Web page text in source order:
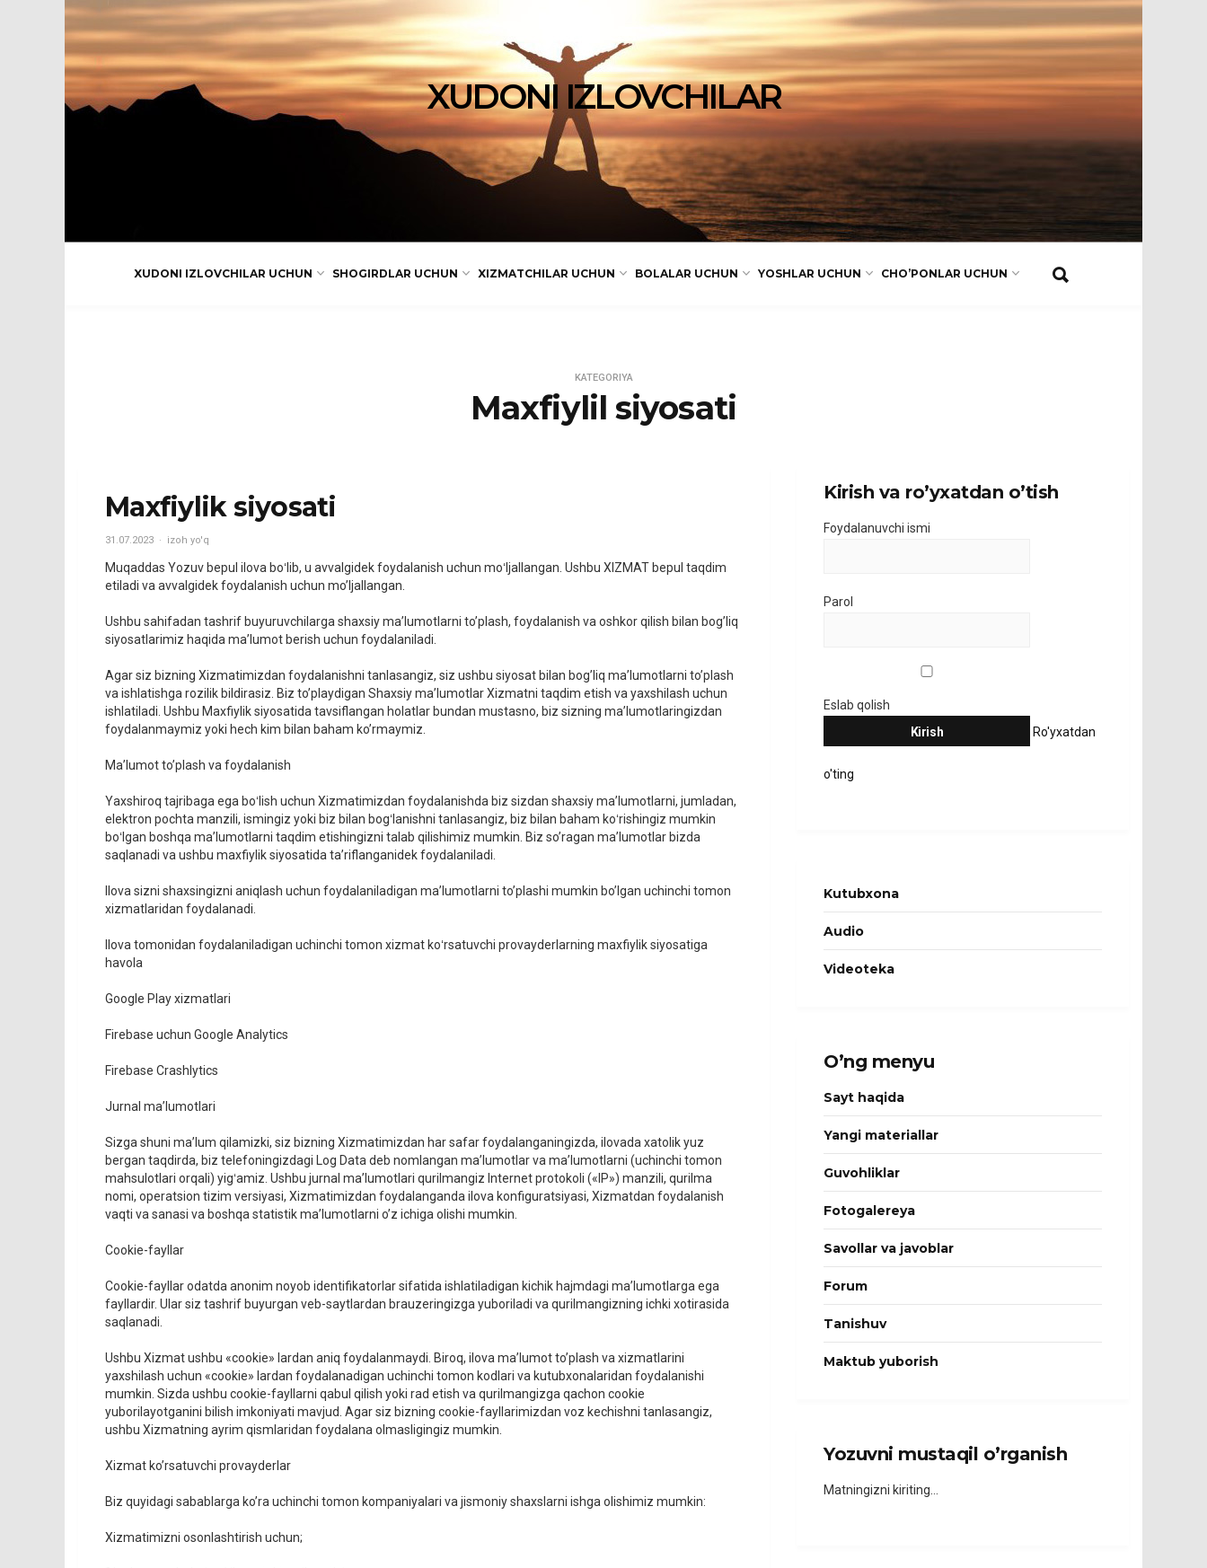
XUDONI IZLOVCHILAR
XUDONI IZLOVCHILAR UCHUN SHOGIRDLAR UCHUN XIZMATCHILAR UCHUN BOLALAR UCHUN YOSHLAR UCHUN CHO’PONLAR UCHUN
KATEGORIYA
Maxfiylil siyosati
Maxfiylik siyosati
31.07.2023 izoh yo'q
Muqaddas Yozuv bepul ilova boʻlib, u avvalgidek foydalanish uchun moʻljallangan. Ushbu XIZMAT bepul taqdim
etiladi va avvalgidek foydalanish uchun mo’ljallangan.
Ushbu sahifadan tashrif buyuruvchilarga shaxsiy ma’lumotlarni to’plash, foydalanish va oshkor qilish bilan bog’liq
siyosatlarimiz haqida ma’lumot berish uchun foydalaniladi.
Agar siz bizning Xizmatimizdan foydalanishni tanlasangiz, siz ushbu siyosat bilan bog’liq ma’lumotlarni to’plash
va ishlatishga rozilik bildirasiz. Biz to’playdigan Shaxsiy ma’lumotlar Xizmatni taqdim etish va yaxshilash uchun
ishlatiladi. Ushbu Maxfiylik siyosatida tavsiflangan holatlar bundan mustasno, biz sizning ma’lumotlaringizdan
foydalanmaymiz yoki hech kim bilan baham ko’rmaymiz.
Ma’lumot to’plash va foydalanish
Yaxshiroq tajribaga ega boʻlish uchun Xizmatimizdan foydalanishda biz sizdan shaxsiy maʼlumotlarni, jumladan,
elektron pochta manzili, ismingiz yoki biz bilan bogʻlanishni tanlasangiz, biz bilan baham koʻrishingiz mumkin
boʻlgan boshqa maʼlumotlarni taqdim etishingizni talab qilishimiz mumkin. Biz so’ragan ma’lumotlar bizda
saqlanadi va ushbu maxfiylik siyosatida ta’riflanganidek foydalaniladi.
Ilova sizni shaxsingizni aniqlash uchun foydalaniladigan ma’lumotlarni to’plashi mumkin bo’lgan uchinchi tomon
xizmatlaridan foydalanadi.
Ilova tomonidan foydalaniladigan uchinchi tomon xizmat koʻrsatuvchi provayderlarning maxfiylik siyosatiga
havola
Google Play xizmatlari
Firebase uchun Google Analytics
Firebase Crashlytics
Jurnal ma’lumotlari
Sizga shuni maʼlum qilamizki, siz bizning Xizmatimizdan har safar foydalanganingizda, ilovada xatolik yuz
bergan taqdirda, biz telefoningizdagi Log Data deb nomlangan maʼlumotlar va maʼlumotlarni (uchinchi tomon
mahsulotlari orqali) yigʻamiz. Ushbu jurnal ma’lumotlari qurilmangiz Internet protokoli («IP») manzili, qurilma
nomi, operatsion tizim versiyasi, Xizmatimizdan foydalanganda ilova konfiguratsiyasi, Xizmatdan foydalanish
vaqti va sanasi va boshqa statistik ma’lumotlarni o’z ichiga olishi mumkin.
Cookie-fayllar
Cookie-fayllar odatda anonim noyob identifikatorlar sifatida ishlatiladigan kichik hajmdagi ma’lumotlarga ega
fayllardir. Ular siz tashrif buyurgan veb-saytlardan brauzeringizga yuboriladi va qurilmangizning ichki xotirasida
saqlanadi.
Ushbu Xizmat ushbu «cookie» lardan aniq foydalanmaydi. Biroq, ilova ma’lumot to’plash va xizmatlarini
yaxshilash uchun «cookie» lardan foydalanadigan uchinchi tomon kodlari va kutubxonalaridan foydalanishi
mumkin. Sizda ushbu cookie-fayllarni qabul qilish yoki rad etish va qurilmangizga qachon cookie
yuborilayotganini bilish imkoniyati mavjud. Agar siz bizning cookie-fayllarimizdan voz kechishni tanlasangiz,
ushbu Xizmatning ayrim qismlaridan foydalana olmasligingiz mumkin.
Xizmat ko’rsatuvchi provayderlar
Biz quyidagi sabablarga ko’ra uchinchi tomon kompaniyalari va jismoniy shaxslarni ishga olishimiz mumkin:
Xizmatimizni osonlashtirish uchun;
Kirish va ro’yxatdan o’tish
Foydalanuvchi ismi
Parol
Eslab qolish
Ro'yxatdan
o'ting
Kutubxona
Audio
Videoteka
O’ng menyu
Sayt haqida
Yangi materiallar
Guvohliklar
Fotogalereya
Savollar va javoblar
Forum
Tanishuv
Maktub yuborish
Yozuvni mustaqil o’rganish
Matningizni kiriting…